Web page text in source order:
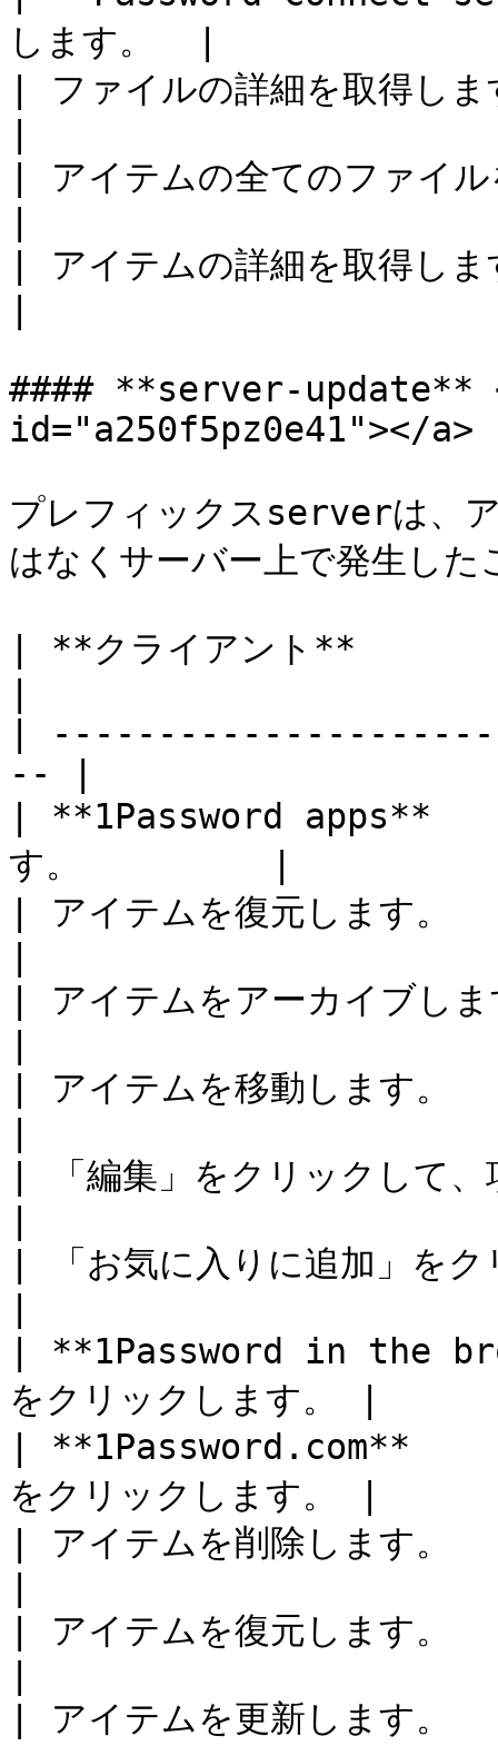
します。  |
| ファイルの詳細を取
| アイテムの全てのファ
| アイテムの詳細を取
#### **server-update**
id="a250f5pz0e41"></a>
プレフィックスserverは、
はなくサーバー上で発生した
| **クライアント**
|
-- |
| **1Password apps**
す。         |
| アイテムを復元し
| アイテムをアーカイ
| アイテムを移動し
| 「編集」をクリックし
| 「お気に入りに追加」
| **1Password in the
をクリックします。 |
| **1Password.com**
をクリックします。 |
| アイテムを削除し
| アイテムを復元し
| アイテムを更新し